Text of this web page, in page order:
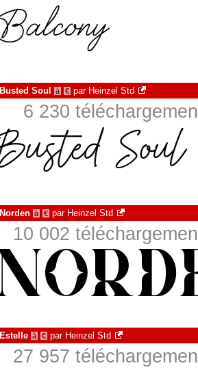
Busted Soul à € par Heinzel Std
6 230
Norden à € par Heinzel Std
10 002
Estelle à € par Heinzel Std
27 957